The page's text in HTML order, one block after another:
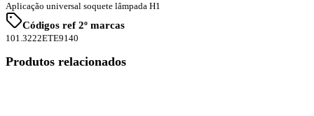
Aplicação universal soquete lâmpada H1
Códigos ref 2º marcas
101.3222ETE9140
Produtos relacionados